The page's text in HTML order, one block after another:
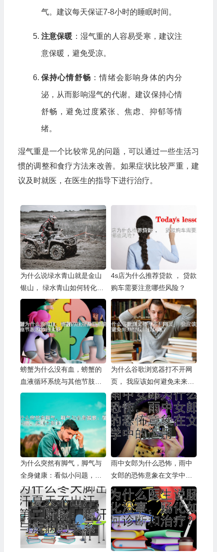
气。建议每天保证7-8小时的睡眠时间。
注意保暖 ：湿气重的人容易受寒，建议注
意保暖，避免受凉。
保持心情舒畅 ：情绪会影响身体的内分
泌，从而影响湿气的代谢。建议保持心情
舒畅，避免过度紧张、焦虑、抑郁等情
绪。
湿气重是一个比较常见的问题，可以通过一些生活习
惯的调整和食疗方法来改善。如果症状比较严重，建
议及时就医，在医生的指导下进行治疗。
为什么说绿水青山就是金山
银山， 绿水青山如何转化为
金山银山？
4s店为什么推荐贷款 ， 贷款
购车需要注意哪些风险？
螃蟹为什么没有血，螃蟹的
血液循环系统与其他节肢动
物的比较
为什么谷歌浏览器打不开网
页， 我应该如何避免未来出
现类似问题？
为什么突然有脚气，脚气与
全身健康：看似小问题，实
则大影响？
雨中女郎为什么恐怖，雨中
女郎的恐怖意象在文学中的
运用